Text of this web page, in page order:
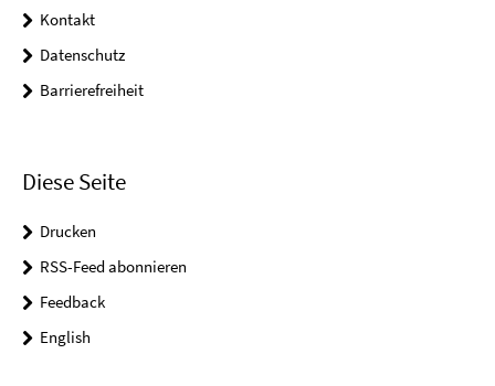
Kontakt
Datenschutz
Barrierefreiheit
Diese Seite
Drucken
RSS-Feed abonnieren
Feedback
English